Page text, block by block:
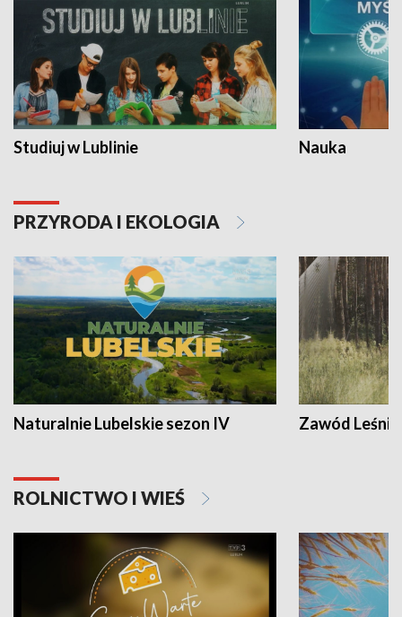
Studiuj w Lublinie Nauka
PRZYRODA I EKOLOGIA
Naturalnie Lubelskie sezon IV Zawód Leśnik
ROLNICTWO I WIEŚ